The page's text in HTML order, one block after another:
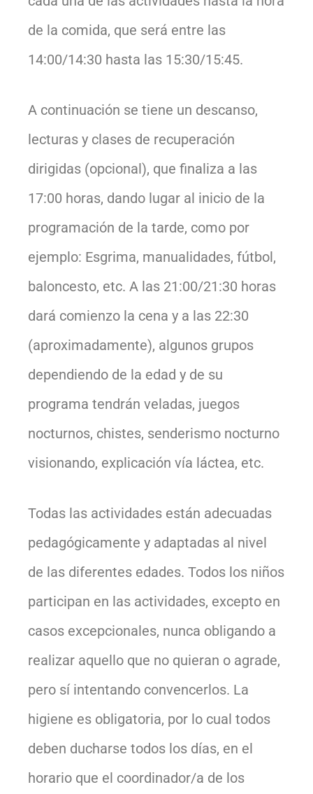
de la comida, que será entre las
14:00/14:30 hasta las 15:30/15:45.
A continuación se tiene un descanso,
lecturas y clases de recuperación
dirigidas (opcional), que finaliza a las
17:00 horas, dando lugar al inicio de la
programación de la tarde, como por
ejemplo: Esgrima, manualidades, fútbol,
baloncesto, etc. A las 21:00/21:30 horas
dará comienzo la cena y a las 22:30
(aproximadamente), algunos grupos
dependiendo de la edad y de su
programa tendrán veladas, juegos
nocturnos, chistes, senderismo nocturno
visionando, explicación vía láctea, etc.
Todas las actividades están adecuadas
pedagógicamente y adaptadas al nivel
de las diferentes edades. Todos los niños
participan en las actividades, excepto en
casos excepcionales, nunca obligando a
realizar aquello que no quieran o agrade,
pero sí intentando convencerlos. La
higiene es obligatoria, por lo cual todos
deben ducharse todos los días, en el
horario que el coordinador/a de los